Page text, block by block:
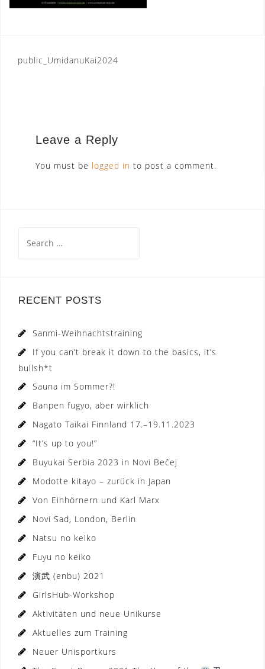
Post
public_UmidanuKai2024
Leave a Reply
You must be logged in to post a comment.
for:
RECENT POSTS
Sanmi-Weihnachtstraining
If you can’t break it down to the basics, it’s
bullsh*t
Sauna im Sommer?!
Banpen fugyo, aber wirklich
Nagato Taikai Finnland 17.–19.11.2023
“It’s up to you!”
Buyukai Serbia 2023 in Novi Bečej
Modotte kitayo – zurück in Japan
Von Einhörnern und Karl Marx
Novi Sad, London, Berlin
Natsu no keiko
Fuyu no keiko
演武 (enbu) 2021
GirlsHub-Workshop
Aktivitäten und neue Unikurse
Aktuelles zum Training
Neuer Unisportkurs